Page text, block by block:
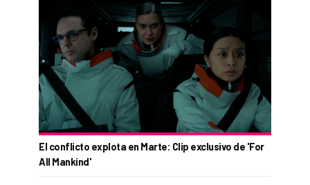
El conflicto explota en Marte: Clip exclusivo de 'For
All Mankind'